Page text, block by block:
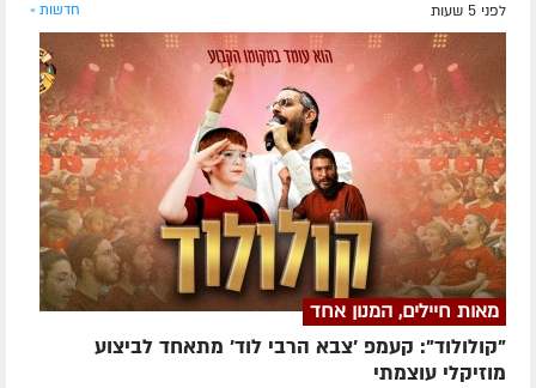
לפני 5 שעות חדשות »
מאות חיילים, המנון אחד
"קולולוד": קעמפ 'צבא הרבי לוד' מתאחד לביצוע
מוזיקלי עוצמתי